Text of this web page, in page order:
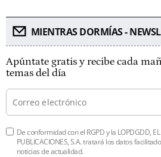
MIENTRAS DORMÍAS -
Apúntate gratis y recibe cada
temas del día
De conformidad con el RGPD y la LOPDGDD, EL
PUBLICACIONES, S.A. tratará los datos
noticias de actualidad.